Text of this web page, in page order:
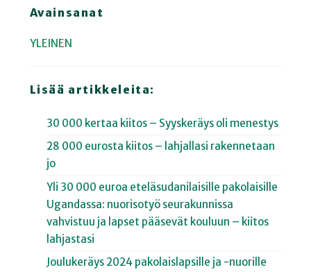
Avainsanat
YLEINEN
Lisää artikkeleita:
30 000 kertaa kiitos – Syyskeräys oli menestys
28 000 eurosta kiitos – lahjallasi rakennetaan
jo
Yli 30 000 euroa eteläsudanilaisille pakolaisille
Ugandassa: nuorisotyö seurakunnissa
vahvistuu ja lapset pääsevät kouluun – kiitos
lahjastasi
Joulukeräys 2024 pakolaislapsille ja -nuorille